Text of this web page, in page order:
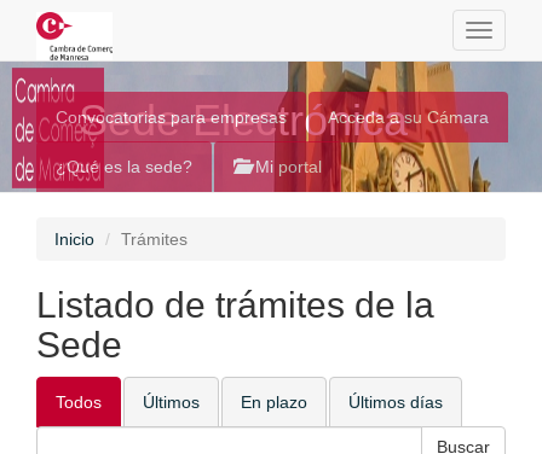
Toggle
Sede Electrónica
Convocatorias para empresas Acceda a su Cámara
¿Qué es la sede? Mi portal
Inicio Trámites
Listado de trámites de la
Sede
Todos Últimos En plazo Últimos días